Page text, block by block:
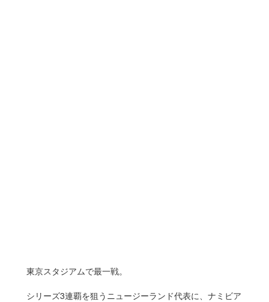
東京スタジアムで最一戦。
シリーズ3連覇を狙うニュージーランド代表に、ナミビア